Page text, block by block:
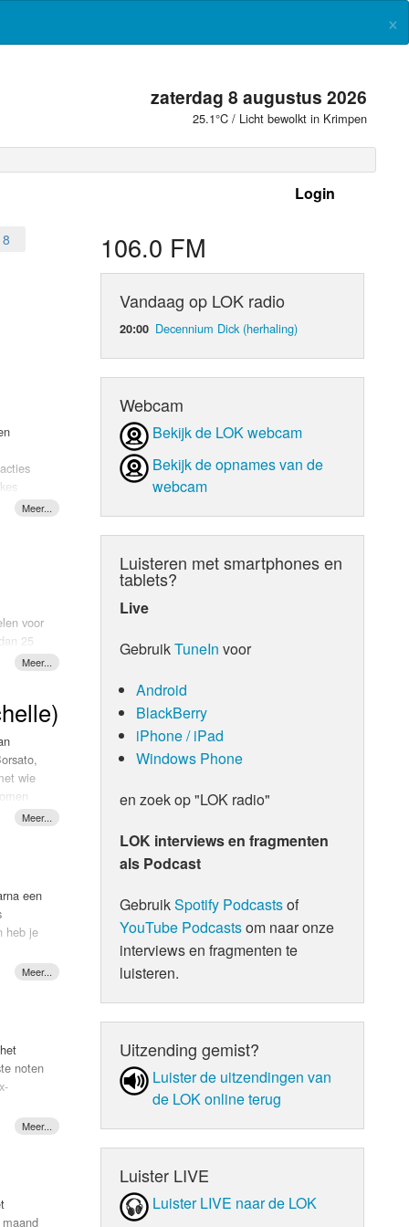
×
zaterdag 8 augustus 2026
25.1°C / Licht bewolkt in Krimpen
Login
m’n
de
kies
als
voor
25
van
wie
en
dat ze
er
een
heb je
is
noten
Naar
106.0 FM
Vandaag op LOK radio
20:00 Decennium Dick (herhaling)
Webcam
Bekijk de LOK webcam
Bekijk de opnames van de
webcam
Luisteren met smartphones en
tablets?
Live
GebruikTuneIn voor
Android
BlackBerry
iPhone / iPad
Windows Phone
en zoek op "LOK radio"
LOK interviews en fragmenten
als Podcast
GebruikSpotify Podcastsof
YouTube Podcastsom naar onze
interviews en fragmenten te
luisteren.
Uitzending gemist?
Luister de uit­zen­din­gen van
de LOK online terug
Luister LIVE
Luister LIVE naar de LOK